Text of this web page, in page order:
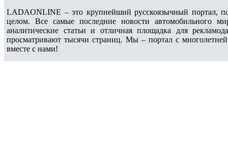
LADAONLINE – это крупнейший русскоязычный портал,
целом. Все самые последние новости автомобильного
аналитические статьи и отличная площадка для
просматривают тысячи страниц. Мы – портал с
вместе с нами!